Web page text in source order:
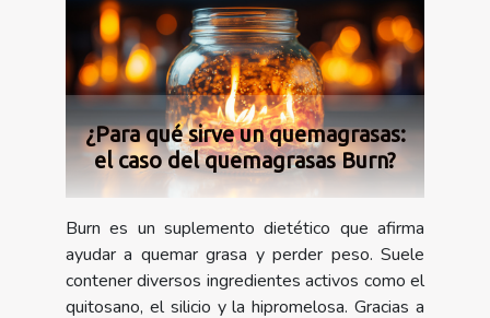
¿Para qué sirve un quemagrasas:
el caso del quemagrasas Burn?
Burn es un suplemento dietético que afirma
ayudar a quemar grasa y perder peso. Suele
contener diversos ingredientes activos como el
quitosano, el silicio y la hipromelosa. Gracias a